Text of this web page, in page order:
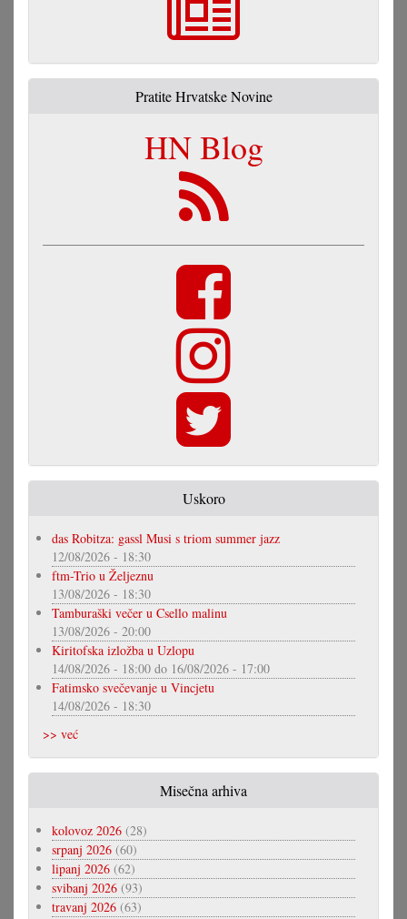
Pratite Hrvatske Novine
HN Blog
Uskoro
das Robitza: gassl Musi s triom summer jazz
12/08/2026 - 18:30
ftm-Trio u Željeznu
13/08/2026 - 18:30
Tamburaški večer u Csello malinu
13/08/2026 - 20:00
Kiritofska izložba u Uzlopu
14/08/2026 - 18:00 do 16/08/2026 - 17:00
Fatimsko svečevanje u Vincjetu
14/08/2026 - 18:30
>> već
Misečna arhiva
kolovoz 2026 (28)
srpanj 2026 (60)
lipanj 2026 (62)
svibanj 2026 (93)
travanj 2026 (63)